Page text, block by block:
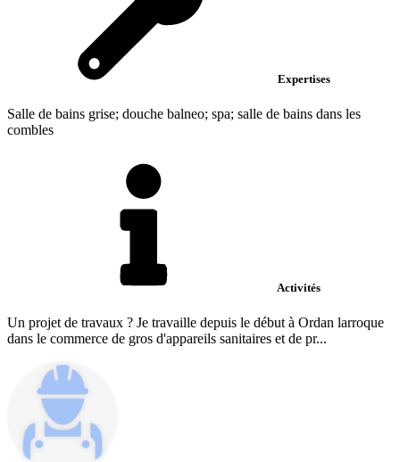
Expertises
Salle de bains grise; douche balneo; spa; salle de bains dans les
combles
Activités
Un projet de travaux ? Je travaille depuis le début à Ordan larroque
dans le commerce de gros d'appareils sanitaires et de pr...